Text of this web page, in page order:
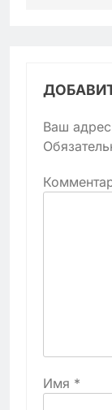
Ваш
Имя *